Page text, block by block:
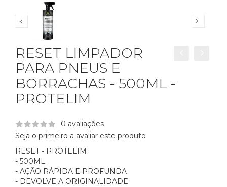
RESET LIMPADOR
PARA PNEUS E
BORRACHAS - 500ML -
PROTELIM
0 avaliações
Seja o primeiro a avaliar este produto
RESET - PROTELIM
- 500ML
- AÇÃO RÁPIDA E PROFUNDA
- DEVOLVE A ORIGINALIDADE